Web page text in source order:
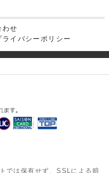
わせ
ライバシーポリシー
では保有せず、SSLによる暗